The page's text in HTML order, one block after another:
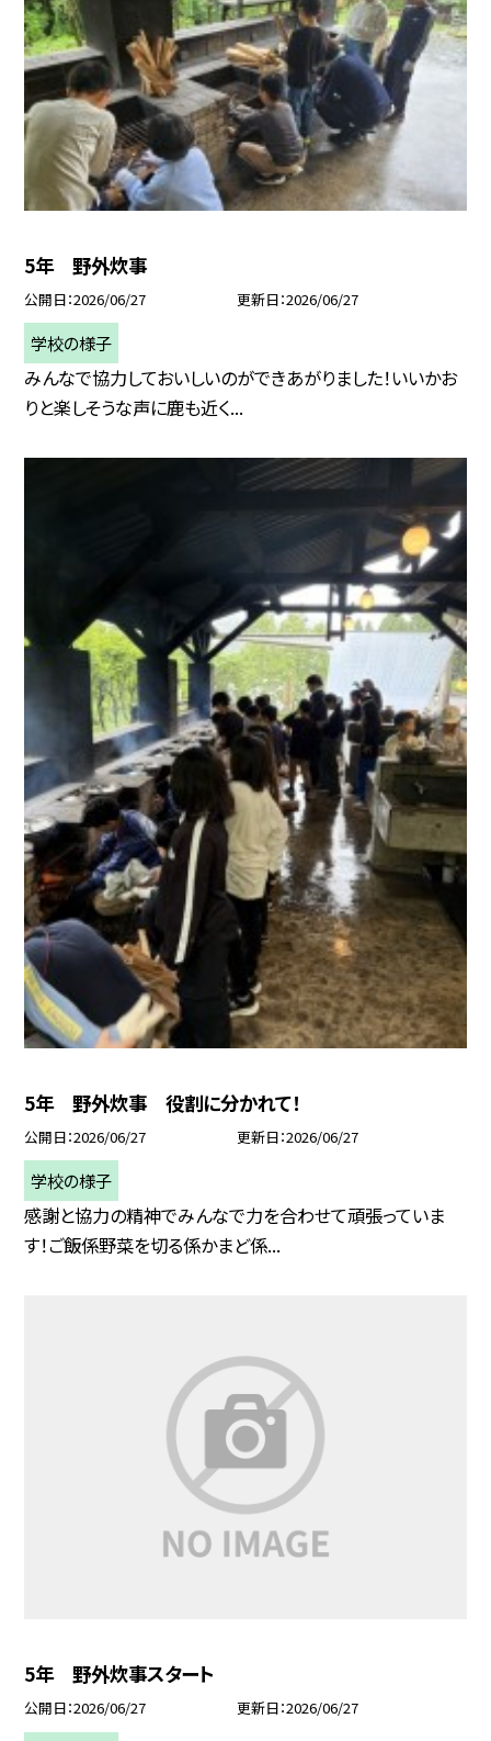
5年 野外炊事
公開日 2026/06/27 更新日 2026/06/27
学校の様子
みんなで協力しておいしいのができあがりました！いいかお
りと楽しそうな声に鹿も近く...
5年 野外炊事 役割に分かれて！
公開日 2026/06/27 更新日 2026/06/27
学校の様子
感謝と協力の精神でみんなで力を合わせて頑張っていま
す！ご飯係野菜を切る係かまど係...
5年 野外炊事スタート
公開日 2026/06/27 更新日 2026/06/27